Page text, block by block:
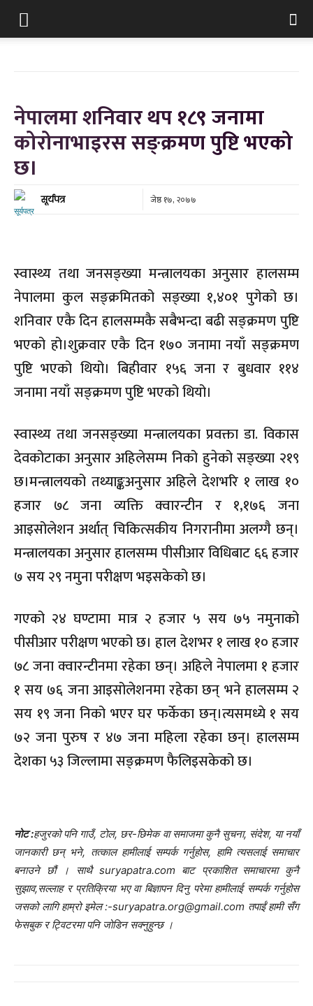
नेपालमा शनिवार थप १८९ जनामा
कोरोनाभाइरस सङ्क्रमण पुष्टि भएको
छ।
सूर्यपत्र जेष्ठ १७, २०७७
स्वास्थ्य तथा जनसङ्ख्या मन्त्रालयका अनुसार हालसम्म
नेपालमा कुल सङ्क्रमितको सङ्ख्या १,४०१ पुगेको छ।
शनिवार एकै दिन हालसम्मकै सबैभन्दा बढी सङ्क्रमण पुष्टि
भएको हो।शुक्रवार एकै दिन १७० जनामा नयाँ सङ्क्रमण
पुष्टि भएको थियो। बिहीवार १५६ जना र बुधवार ११४
जनामा नयाँ सङ्क्रमण पुष्टि भएको थियो।
स्वास्थ्य तथा जनसङ्ख्या मन्त्रालयका प्रवक्ता डा. विकास
देवकोटाका अनुसार अहिलेसम्म निको हुनेको सङ्ख्या २१९
छ।मन्त्रालयको तथ्याङ्कअनुसार अहिले देशभरि १ लाख १०
हजार ७८ जना व्यक्ति क्वारन्टीन र १,१७६ जना
आइसोलेशन अर्थात् चिकित्सकीय निगरानीमा अलग्गै छन्।
मन्त्रालयका अनुसार हालसम्म पीसीआर विधिबाट ६६ हजार
७ सय २९ नमुना परीक्षण भइसकेको छ।
गएको २४ घण्टामा मात्र २ हजार ५ सय ७५ नमुनाको
पीसीआर परीक्षण भएको छ। हाल देशभर १ लाख १० हजार
७८ जना क्वारन्टीनमा रहेका छन्। अहिले नेपालमा १ हजार
१ सय ७६ जना आइसोलेशनमा रहेका छन् भने हालसम्म २
सय १९ जना निको भएर घर फर्केका छन्।त्यसमध्ये १ सय
७२ जना पुरुष र ४७ जना महिला रहेका छन्। हालसम्म
देशका ५३ जिल्लामा सङ्क्रमण फैलिइसकेको छ।
नोट :हजुरको पनि गाउँ, टोल, छर-छिमेक वा समाजमा कुनै सुचना, संदेश, या नयाँ
जानकारी छन् भने, तत्काल हामीलाई सम्पर्क गर्नुहोस, हामि त्यसलाई समाचार
बनाउने छौं । साथै suryapatra.com बाट प्रकाशित समाचारमा कुनै
सुझाव,सल्लाह र प्रतिक्रिया भए वा बिज्ञापन दिनु परेमा हामीलाई सम्पर्क गर्नुहोस
जसको लागि हाम्रो इमेल :-suryapatra.org@gmail.com तपाईं हामी सँग
फेसबुक र ट्विटरमा पनि जोडिन सक्नुहुन्छ ।